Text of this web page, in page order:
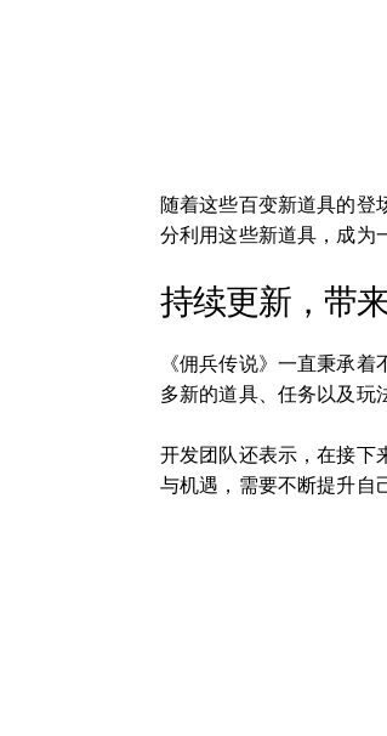
随着这些百变新道具的登
分利用这些新道具，成为
持续更新，带
《佣兵传说》一直秉承
多新的道具、任务以及玩
开发团队还表示，在接下
与机遇，需要不断提升自